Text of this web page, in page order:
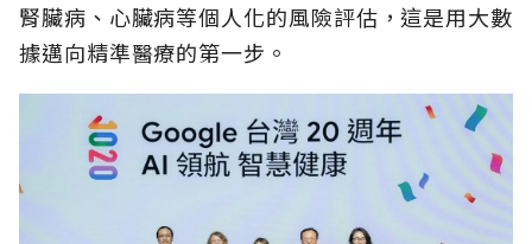
腎臟病、心臟病等個人化的風險評估，這是用大數
據邁向精準醫療的第一步。